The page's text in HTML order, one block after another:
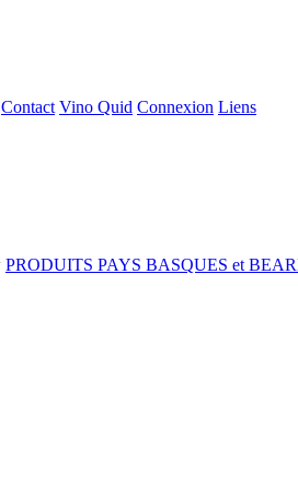
Contact Vino Quid Connexion Liens
PRODUITS PAYS BASQUES et